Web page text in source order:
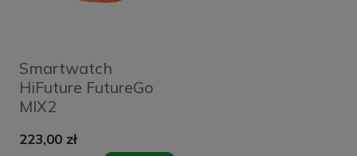
Smartwatch
HiFuture FutureGo
MIX2
Orange
223,00 zł